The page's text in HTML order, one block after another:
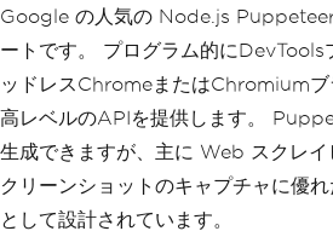
Google の人気の Node.js
ートです。 プログラム的にDevTools
ッドレスChromeまたはChromiumブ
高レベルのAPIを提供します。
生成できますが、主に Web スクレイ
クリーンショットのキャプチャに優
として設計されています。